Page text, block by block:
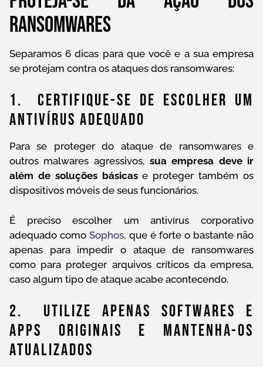
ransomwares
Separamos 6 dicas para que você e a sua empresa
se protejam contra os ataques dos ransomwares:
1. Certifique-Se De Escolher Um
Antivírus Adequado
Para se proteger do ataque de ransomwares e
outros malwares agressivos, sua empresa deve ir
além de soluções básicase proteger também os
dispositivos móveis de seus funcionários.
É preciso escolher um antivírus corporativo
adequado como Sophos, que é forte o bastante não
apenas para impedir o ataque de ransomwares
como para proteger arquivos críticos da empresa,
caso algum tipo de ataque acabe acontecendo.
2. Utilize Apenas Softwares E
Apps Originais E Mantenha-Os
Atualizados